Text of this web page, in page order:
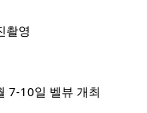
촬영
7-10일 벨뷰 개최